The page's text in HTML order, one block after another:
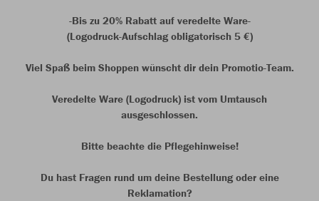
-Bis zu 20% Rabatt auf veredelte Ware-
(Logodruck-Aufschlag obligatorisch 5 €)
Viel Spaß beim Shoppen wünscht dir dein Promotio-Team.
Veredelte Ware (Logodruck) ist vom Umtausch
ausgeschlossen.
Bitte beachte die Pflegehinweise!
Du hast Fragen rund um deine Bestellung oder eine
Reklamation?